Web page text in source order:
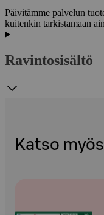
Päivitämme palvelun
kuitenkin tarkistamaan
Ravintosisältö
Katso myös